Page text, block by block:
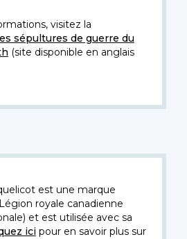
visitez la
sépultures de guerre du
(site disponible en anglais
est une marque
royale canadienne
et est utilisée avec sa
icipour en savoir plus sur